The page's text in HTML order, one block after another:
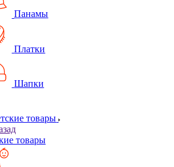
Панамы
Платки
Шапки
товары
товары